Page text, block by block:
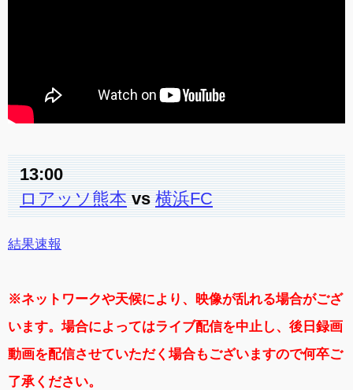
13:00
ロアッソ熊本vs横浜FC
結果速報
※ネットワークや天候により、映像が乱れる場合がござ
います。場合によってはライブ配信を中止し、後日録画
動画を配信させていただく場合もございますので何卒ご
了承ください。